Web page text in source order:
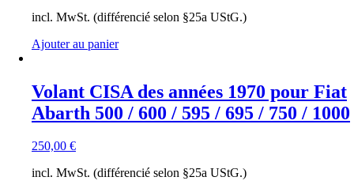
incl. MwSt. (différencié selon §25a UStG.)
Ajouter au panier
Volant CISA des années 1970 pour Fiat
Abarth 500 / 600 / 595 / 695 / 750 / 1000
250,00 €
incl. MwSt. (différencié selon §25a UStG.)